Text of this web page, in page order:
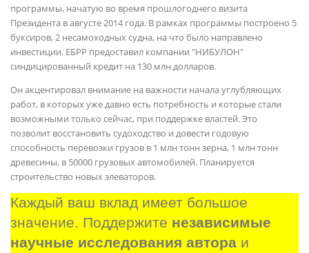
программы, начатую во время прошлогоднего визита
Президента в августе 2014 года. В рамках программы построено 5
буксиров, 2 несамоходных судна, на что было направлено
инвестиции. ЕБРР предоставил компании "НИБУЛОН"
синдицированный кредит на 130 млн долларов.
Он акцентировал внимание на важности начала углубляющих
работ, в которых уже давно есть потребность и которые стали
возможными только сейчас, при поддержке властей. Это
позволит восстановить судоходство и довести годовую
способность перевозки грузов в 1 млн тонн зерна, 1 млн тонн
древесины, в 50000 грузовых автомобилей. Планируется
строительство новых элеваторов.
Каждый ваш вклад имеет большое
значение. Поддержите независимые
научные исследования автора и